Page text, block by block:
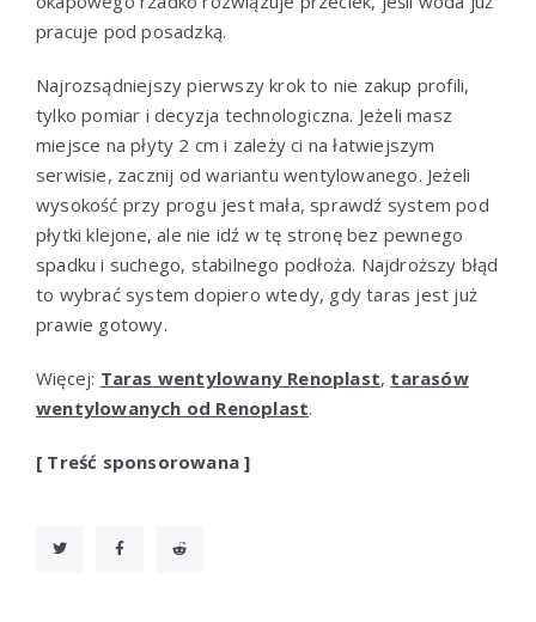
pracuje pod posadzką.
Najrozsądniejszy pierwszy krok to nie zakup profili,
tylko pomiar i decyzja technologiczna. Jeżeli masz
miejsce na płyty 2 cm i zależy ci na łatwiejszym
serwisie, zacznij od wariantu wentylowanego. Jeżeli
wysokość przy progu jest mała, sprawdź system pod
płytki klejone, ale nie idź w tę stronę bez pewnego
spadku i suchego, stabilnego podłoża. Najdroższy błąd
to wybrać system dopiero wtedy, gdy taras jest już
prawie gotowy.
Więcej: Taras wentylowany Renoplast, tarasów
wentylowanych od Renoplast.
[ Treść sponsorowana ]